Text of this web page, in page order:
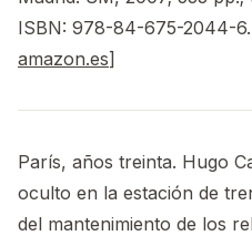
ISBN: 978-84-675-2044-
amazon.es]
París, años treinta. Hugo
oculto en la estación de
del mantenimiento de los